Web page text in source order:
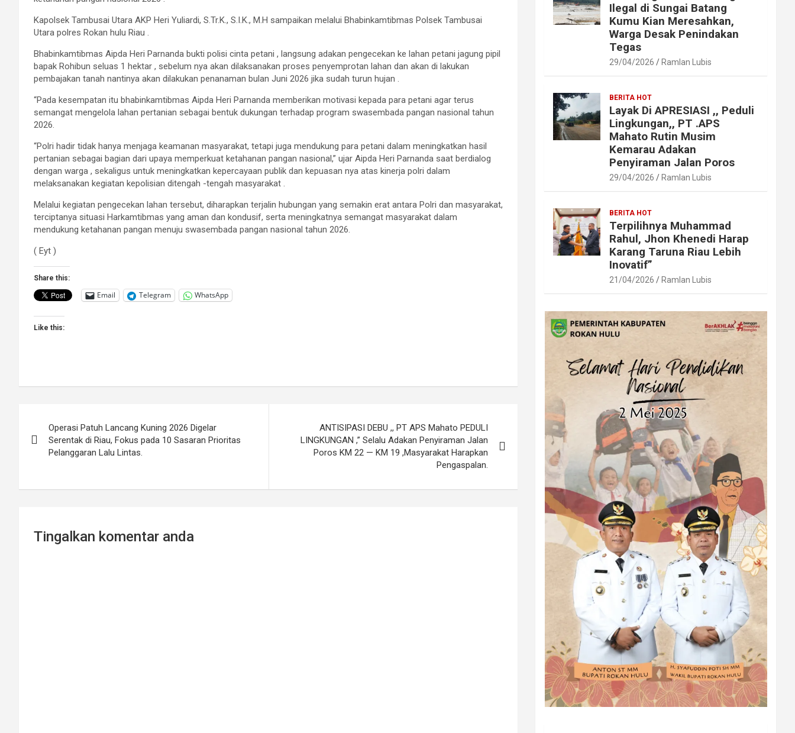
Kapolsek Tambusai Utara AKP Heri Yuliardi, S.Tr.K., S.I.K., M.H sampaikan melalui Bhabinkamtibmas Polsek Tambusai
Utara polres Rokan hulu Riau .
Bhabinkamtibmas Aipda Heri Parnanda bukti polisi cinta petani , langsung adakan pengecekan ke lahan petani jagung pipil
bapak Rohibun seluas 1 hektar , sebelum nya akan dilaksanakan proses penyemprotan lahan dan akan di lakukan
pembajakan tanah nantinya akan dilakukan penanaman bulan Juni 2026 jika sudah turun hujan .
“Pada kesempatan itu bhabinkamtibmas Aipda Heri Parnanda memberikan motivasi kepada para petani agar terus
semangat mengelola lahan pertanian sebagai bentuk dukungan terhadap program swasembada pangan nasional tahun
2026.
“Polri hadir tidak hanya menjaga keamanan masyarakat, tetapi juga mendukung para petani dalam meningkatkan hasil
pertanian sebagai bagian dari upaya memperkuat ketahanan pangan nasional,” ujar Aipda Heri Parnanda saat berdialog
dengan warga , sekaligus untuk meningkatkan kepercayaan publik dan kepuasan nya atas kinerja polri dalam
melaksanakan kegiatan kepolisian ditengah -tengah masyarakat .
Melalui kegiatan pengecekan lahan tersebut, diharapkan terjalin hubungan yang semakin erat antara Polri dan masyarakat,
terciptanya situasi Harkamtibmas yang aman dan kondusif, serta meningkatnya semangat masyarakat dalam
mendukung ketahanan pangan menuju swasembada pangan nasional tahun 2026.
( Eyt )
Share this:
Email Telegram WhatsApp
Like this:
navigation
Operasi Patuh Lancang Kuning 2026 Digelar
Serentak di Riau, Fokus pada 10 Sasaran Prioritas
Pelanggaran Lalu Lintas.
ANTISIPASI DEBU ,, PT APS Mahato PEDULI
LINGKUNGAN ,” Selalu Adakan Penyiraman Jalan
Poros KM 22 — KM 19 ,Masyarakat Harapkan
Pengaspalan.
Tingalkan komentar anda
Ilegal di Sungai Batang
Kumu Kian Meresahkan,
Warga Desak Penindakan
Tegas
29/04/2026 Ramlan Lubis
BERITA HOT
Layak Di APRESIASI ,, Peduli
Lingkungan,, PT .APS
Mahato Rutin Musim
Kemarau Adakan
Penyiraman Jalan Poros
29/04/2026 Ramlan Lubis
BERITA HOT
Terpilihnya Muhammad
Rahul, Jhon Khenedi Harap
Karang Taruna Riau Lebih
Inovatif”
21/04/2026 Ramlan Lubis